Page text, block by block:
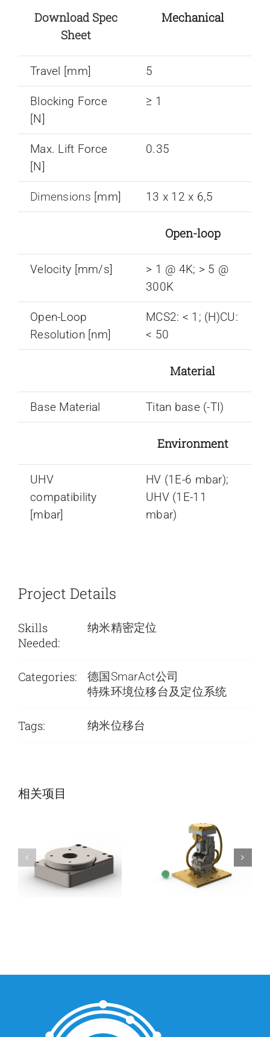
Download Spec
Sheet
Mechanical
Travel [mm] 5
Blocking Force
[N]
≥ 1
Max. Lift Force
[N]
0.35
Dimensions [mm] 13 x 12 x 6,5
Open-loop
Velocity [mm/s]
> 1 @ 4K; > 5 @
300K
Open-Loop
Resolution [nm]
MCS2: < 1; (H)CU:
< 50
Material
Base Material Titan base (-TI)
Environment
UHV
compatibility
[mbar]
HV (1E-6 mbar);
UHV (1E-11
mbar)
Project Details
Skills
Needed:
纳米精密定位
Categories:
德国SmarAct公司
特殊环境位移台及定位系统
Tags: 纳米位移台
相关项目
SmarAct公司-低
温旋转台